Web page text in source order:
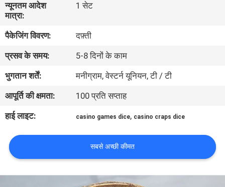
फैक्टरी
यात्रा
गुणवत्ता
नियंत्रण
हमसे
करें
एक
न्यूनतम आदेश
मात्रा:
1 सेट
पैकेजिंग विवरण:
दफ़्ती
प्रसव के समय:
5-8 दिनों के काम
भुगतान शर्तें:
मनीग्राम, वेस्टर्न यूनियन, टी / टी
आपूर्ति की क्षमता:
100 प्रति सप्ताह
हाई लाइट:
casino games dice, casino craps dice
सबसे अच्छी कीमत